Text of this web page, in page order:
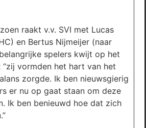
raakt v.v. SVI met Lucas
en Bertus Nijmeijer (naar
spelers kwijt op het
“zij vormden het hart van het
zorgde. Ik ben nieuwsgierig
er nu op gaat staan om deze
Ik ben benieuwd hoe dat zich